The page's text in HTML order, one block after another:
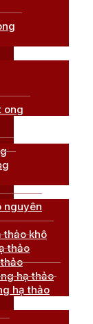
ong
nguyên
thảo khô
thảo
hạ thảo
hạ thảo